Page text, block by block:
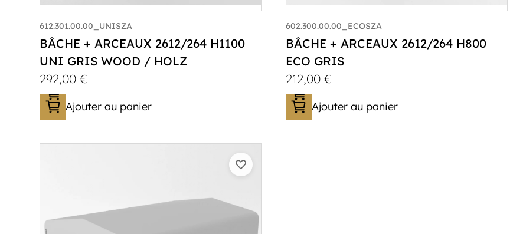
612.301.00.00_UNISZA
BÂCHE + ARCEAUX 2612/264 H1100
UNI GRIS WOOD / HOLZ
292,00€
Ajouter au panier
602.300.00.00_ECOSZA
BÂCHE + ARCEAUX 2612/264 H800
ECO GRIS
212,00 €
Ajouter au panier